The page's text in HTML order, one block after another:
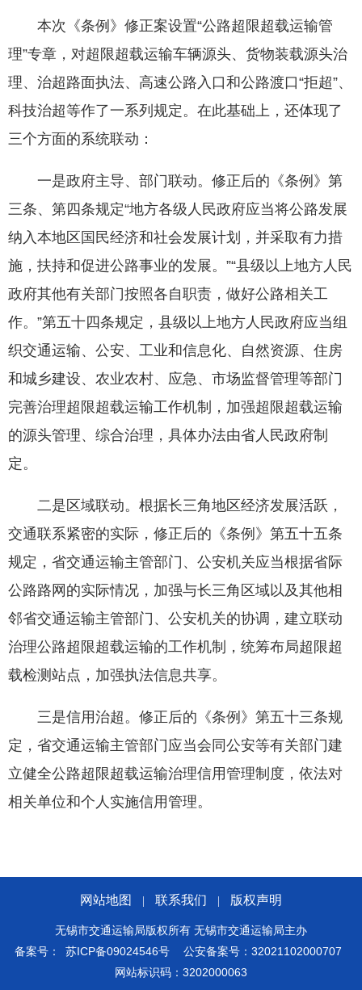
本次《条例》修正案设置“公路超限超载运输管
理”专章，对超限超载运输车辆源头、货物装载源头治
理、治超路面执法、高速公路入口和公路渡口“拒超”、
科技治超等作了一系列规定。在此基础上，还体现了
三个方面的系统联动：
一是政府主导、部门联动。修正后的《条例》第
三条、第四条规定“地方各级人民政府应当将公路发展
纳入本地区国民经济和社会发展计划，并采取有力措
施，扶持和促进公路事业的发展。”“县级以上地方人民
政府其他有关部门按照各自职责，做好公路相关工
作。”第五十四条规定，县级以上地方人民政府应当组
织交通运输、公安、工业和信息化、自然资源、住房
和城乡建设、农业农村、应急、市场监督管理等部门
完善治理超限超载运输工作机制，加强超限超载运输
的源头管理、综合治理，具体办法由省人民政府制
定。
二是区域联动。根据长三角地区经济发展活跃，
交通联系紧密的实际，修正后的《条例》第五十五条
规定，省交通运输主管部门、公安机关应当根据省际
公路路网的实际情况，加强与长三角区域以及其他相
邻省交通运输主管部门、公安机关的协调，建立联动
治理公路超限超载运输的工作机制，统筹布局超限超
载检测站点，加强执法信息共享。
三是信用治超。修正后的《条例》第五十三条规
定，省交通运输主管部门应当会同公安等有关部门建
立健全公路超限超载运输治理信用管理制度，依法对
相关单位和个人实施信用管理。
网站地图 联系我们 版权声明
无锡市交通运输局版权所有 无锡市交通运输局主办
备案号：
苏ICP备09024546号
公安备案号：32021102000707
网站标识码：3202000063